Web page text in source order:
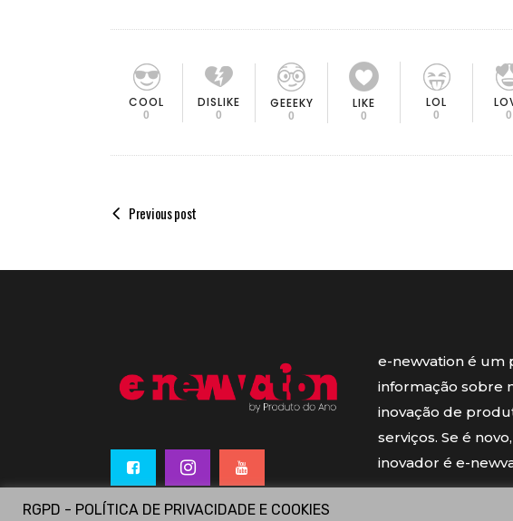
COOL
0
DISLIKE
0
GEEEKY
0
LIKE
0
LOL
0 0
Previous post
e-newvation é um
informação sobre
inovação de
serviços. Se é
inovador é e-
RGPD - POLÍTICA DE PRIVACIDADE E COOKIES